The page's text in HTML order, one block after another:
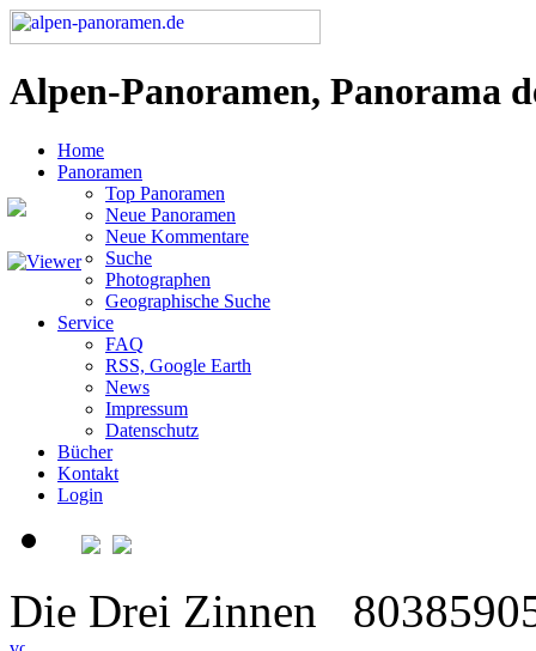
Alpen-Panoramen, Panorama
Home
Panoramen
Top Panoramen
Neue Panoramen
Neue Kommentare
Suche
Photographen
Geographische Suche
Service
FAQ
RSS, Google Earth
News
Impressum
Datenschutz
Bücher
Kontakt
Login
Die Drei Zinnen 8038